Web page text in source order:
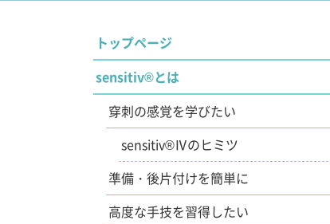
トップページ
sensitiv®とは
穿刺の感覚を学びたい
sensitiv®Ⅳのヒミツ
準備・後片付けを簡単に
高度な手技を習得したい